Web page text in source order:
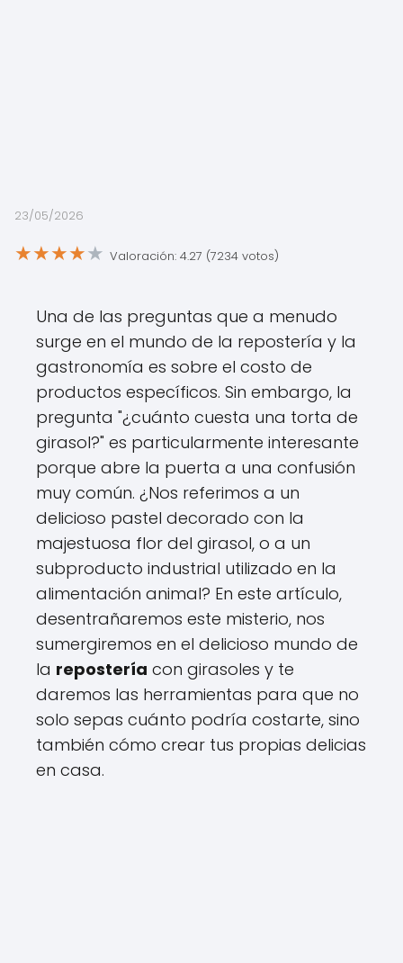
23/05/2026
★★★★★ Valoración: 4.27 (7234 votos)
Una de las preguntas que a menudo
surge en el mundo de la repostería y la
gastronomía es sobre el costo de
productos específicos. Sin embargo, la
pregunta "¿cuánto cuesta una torta de
girasol?" es particularmente interesante
porque abre la puerta a una confusión
muy común. ¿Nos referimos a un
delicioso pastel decorado con la
majestuosa flor del girasol, o a un
subproducto industrial utilizado en la
alimentación animal? En este artículo,
desentrañaremos este misterio, nos
sumergiremos en el delicioso mundo de
la repostería con girasoles y te
daremos las herramientas para que no
solo sepas cuánto podría costarte, sino
también cómo crear tus propias delicias
en casa.